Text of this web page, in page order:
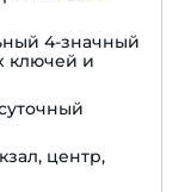
4-значный
ключей и
центр,